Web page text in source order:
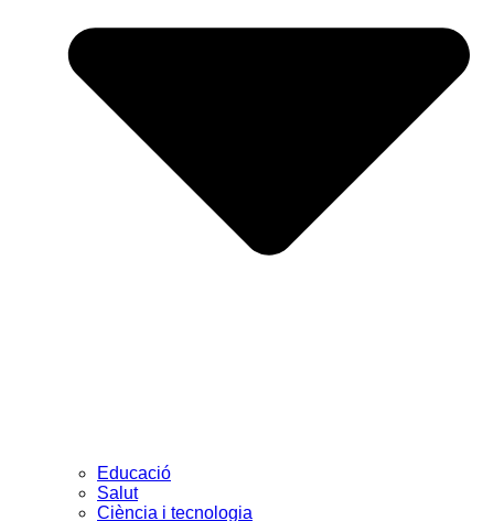
Educació
Salut
Ciència i tecnologia